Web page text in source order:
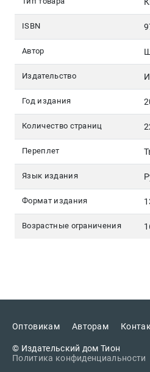
ISBN
Автор
Издательство
Год издания
Количество страниц
Переплет
Язык издания
Формат издания
Возрастные ограничения
Оптовикам Авторам
© Издательский дом Тион
Политика конфиденциальности